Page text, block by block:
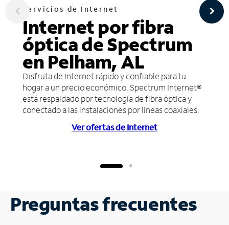
Servicios de Internet
Internet por fibra
óptica de Spectrum
en Pelham, AL
Disfruta de Internet rápido y confiable para tu
hogar a un precio económico. Spectrum Internet®
está respaldado por tecnología de fibra óptica y
conectado a las instalaciones por líneas coaxiales.
Ver ofertas de Internet
Preguntas frecuentes